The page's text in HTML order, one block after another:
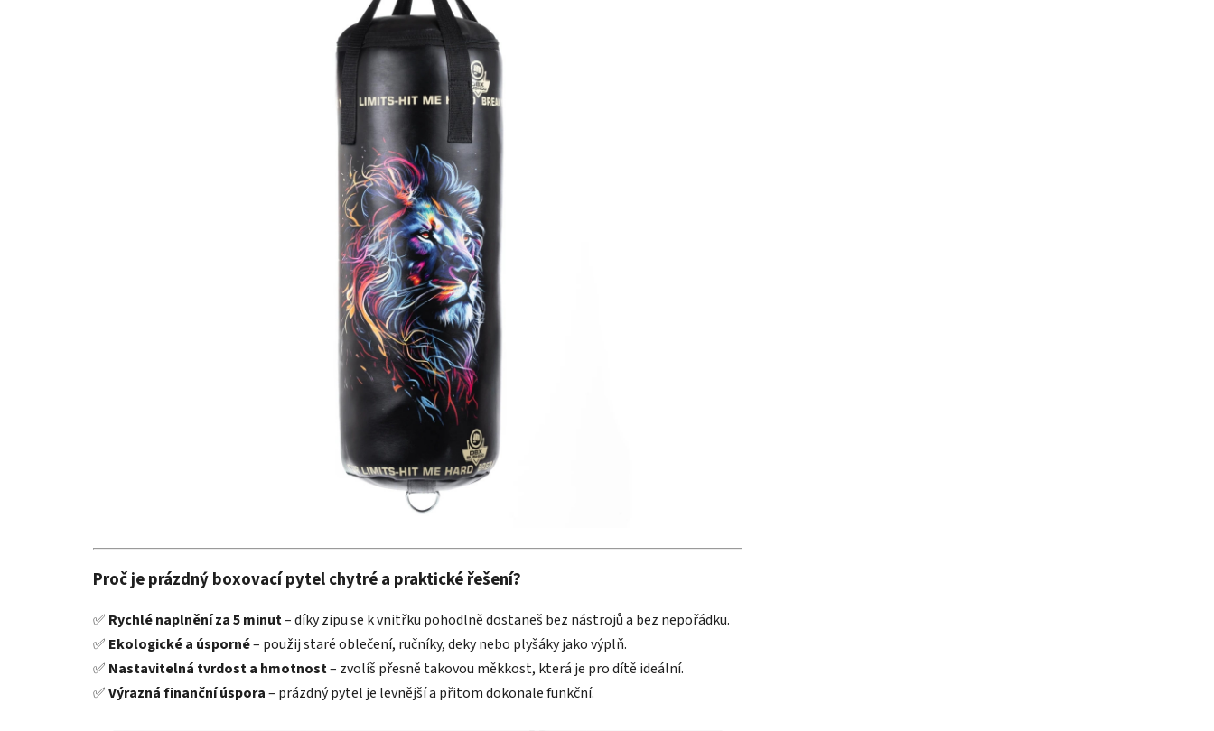
Proč je prázdný boxovací pytel chytré a praktické řešení?
✅ Rychlé naplnění za 5 minut– díky zipu se k vnitřku pohodlně dostaneš bez nástrojů a bez nepořádku.
✅ Ekologické a úsporné– použij staré oblečení, ručníky, deky nebo plyšáky jako výplň.
✅ Nastavitelná tvrdost a hmotnost– zvolíš přesně takovou měkkost, která je pro dítě ideální.
✅Výrazná finanční úspora– prázdný pytel je levnější a přitom dokonale funkční.